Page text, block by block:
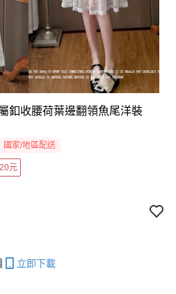
釦收腰荷葉邊翻領魚尾洋裝
國家/地區配送
元
立即下載